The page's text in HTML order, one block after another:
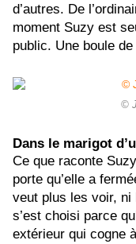
d’autres. De
moment Suzy est
public. Une boule
©
Dans le marigot
Ce que raconte
porte qu’elle a
veut plus les voir, ni
s’est choisi parce
extérieur qui cogne